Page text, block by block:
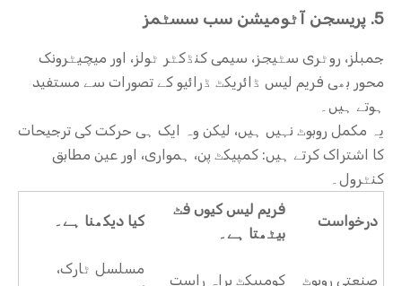
5. پریسجن آٹومیشن سب سسٹمز
جمبلز، روٹری سٹیجز، سیمی کنڈکٹر ٹولز، اور میچیٹرونک
محور بھی فریم لیس ڈائریکٹ ڈرائیو کے تصورات سے مستفید
ہوتے ہیں۔
یہ مکمل روبوٹ نہیں ہیں، لیکن وہ ایک ہی حرکت کی ترجیحات
کا اشتراک کرتے ہیں: کمپیکٹ پن، ہمواری، اور عین مطابق
کنٹرول۔
درخواست
فریم لیس کیوں فٹ
بیٹھتا ہے۔
کیا دیکھنا ہے۔
صنعتی روبوٹ
کومپیکٹ براہ راست
مسلسل ٹارک،